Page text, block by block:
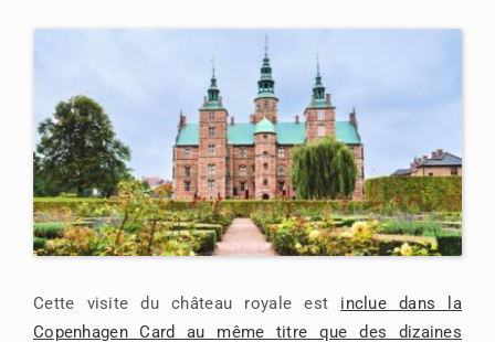
Cette visite du château royale est inclue dans la
Copenhagen Card au même titre que des dizaines